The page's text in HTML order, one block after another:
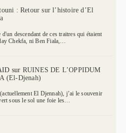
: Retour sur l’histoire d’El
descendant de ces traitres qui étaient
Chekfa, ni Ben Fiala,…
sur RUINES DE L’OPPIDUM
(El-Djenah)
El Djennah), j’ai le souvenir
sous le sol une foie les…